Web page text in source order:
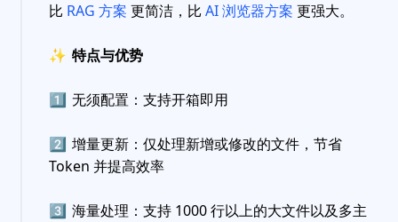
比 RAG 方案 更简洁，比 AI 浏览器方案 更强大。
✨ 特点与优势
1️⃣ 无须配置：支持开箱即用
2️⃣ 增量更新：仅处理新增或修改的文件，节省
Token 并提高效率
3️⃣ 海量处理：支持 1000 行以上的大文件以及多主